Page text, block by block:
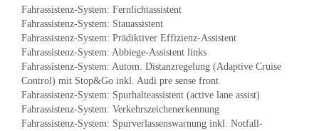
Fahrassistenz-System: Fernlichtassistent
Fahrassistenz-System: Stauassistent
Fahrassistenz-System: Prädiktiver Effizienz-Assistent
Fahrassistenz-System: Abbiege-Assistent links
Fahrassistenz-System: Autom. Distanzregelung (Adaptive Cruise
Control) mit Stop&Go inkl. Audi pre sense front
Fahrassistenz-System: Spurhalteassistent (active lane assist)
Fahrassistenz-System: Verkehrszeichenerkennung
Fahrassistenz-System: Spurverlassenswarnung inkl. Notfall-